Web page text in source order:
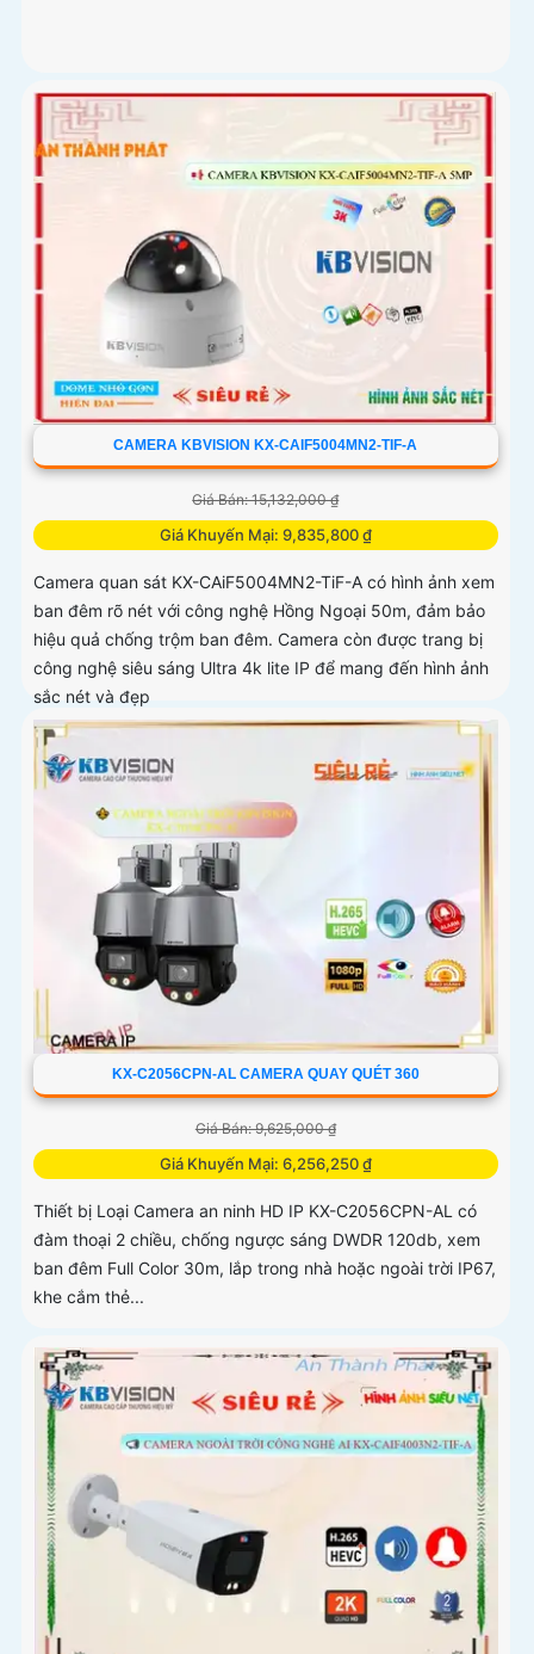
CAMERA KBVISION KX-CAIF5004MN2-TIF-A
Giá Bán: 15,132,000 ₫
Giá Khuyến Mại: 9,835,800 ₫
Camera quan sát KX-CAiF5004MN2-TiF-A có hình ảnh xem
ban đêm rõ nét với công nghệ Hồng Ngoại 50m, đảm bảo
hiệu quả chống trộm ban đêm. Camera còn được trang bị
công nghệ siêu sáng Ultra 4k lite IP để mang đến hình ảnh
sắc nét và đẹp
KX-C2056CPN-AL CAMERA QUAY QUÉT 360
Giá Bán: 9,625,000 ₫
Giá Khuyến Mại: 6,256,250 ₫
Thiết bị Loại Camera an ninh HD IP KX-C2056CPN-AL có
đàm thoại 2 chiều, chống ngược sáng DWDR 120db, xem
ban đêm Full Color 30m, lắp trong nhà hoặc ngoài trời IP67,
khe cắm thẻ...